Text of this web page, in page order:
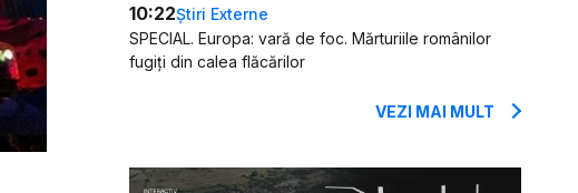
10:22Știri Externe
SPECIAL. Europa: vară de foc. Mărturiile românilor
fugiți din calea flăcărilor
VEZI MAI MULT